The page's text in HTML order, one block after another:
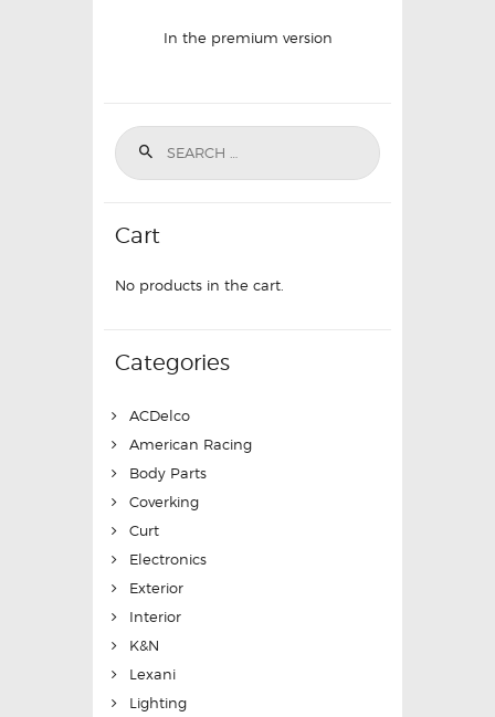
In the premium version
Cart
No products in the cart.
Categories
ACDelco
American Racing
Body Parts
Coverking
Curt
Electronics
Exterior
Interior
K&N
Lexani
Lighting